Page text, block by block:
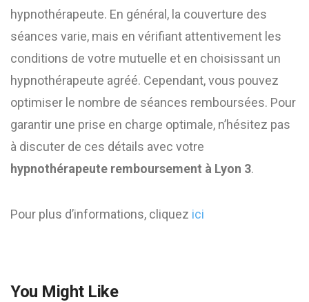
hypnothérapeute. En général, la couverture des
séances varie, mais en vérifiant attentivement les
conditions de votre mutuelle et en choisissant un
hypnothérapeute agréé. Cependant, vous pouvez
optimiser le nombre de séances remboursées. Pour
garantir une prise en charge optimale, n’hésitez pas
à discuter de ces détails avec votre
hypnothérapeute remboursement à Lyon 3.
Pour plus d’informations, cliquez ici
You Might Like